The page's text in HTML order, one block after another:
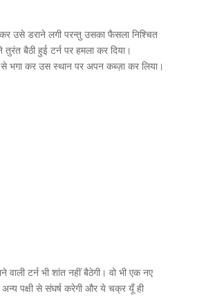
उसे डराने लगी परन्तु उसका फैसला निश्चित
बैठी हुई टर्न पर हमला कर दिया।
से भगा कर उस स्थान पर अपन कब्ज़ा कर लिया।
वाली टर्न भी शांत नहीं बैठेगी। वो भी एक नए
पक्षी से संघर्ष करेगी और ये चक्र यूँ ही